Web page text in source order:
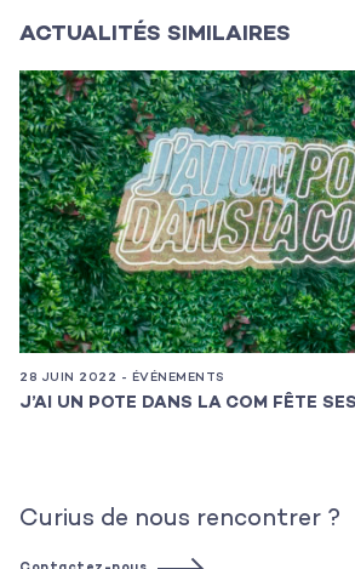
Contact
ACTUALITÉS SIMILAIRES
28 JUIN 2022 - ÉVÉNEMENTS
J’AI UN POTE DANS LA COM FÊTE
Curius de nous rencontrer ?